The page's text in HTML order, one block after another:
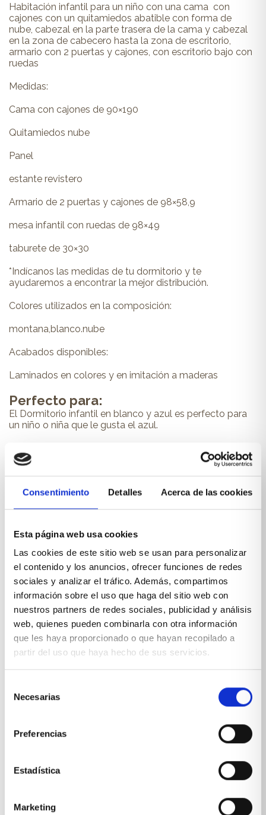
Consentimiento Detalles Acerca de las cookies
Esta página web usa cookies
Las cookies de este sitio web se usan para personalizar
el contenido y los anuncios, ofrecer funciones de redes
sociales y analizar el tráfico. Además, compartimos
información sobre el uso que haga del sitio web con
nuestros partners de redes sociales, publicidad y análisis
web, quienes pueden combinarla con otra información
que les haya proporcionado o que hayan recopilado a
partir del uso que haya hecho de sus servicios.
Necesarias
Preferencias
Estadística
Marketing
Habitación infantil para un niño con una cama con
cajones con un quitamiedos abatible con forma de
nube, cabezal en la parte trasera de la cama y cabezal
en la zona de cabecero hasta la zona de escritorio,
armario con 2 puertas y cajones, con escritorio bajo con
ruedas
Medidas:
Cama con cajones de 90×190
Quitamiedos nube
Panel
estante revistero
Armario de 2 puertas y cajones de 98×58,9
mesa infantil con ruedas de 98×49
taburete de 30×30
*Indícanos las medidas de tu dormitorio y te
ayudaremos a encontrar la mejor distribución.
Colores utilizados en la composición:
montana,blanco.nube
Acabados disponibles:
Laminados en colores y en imitación a maderas
Perfecto para:
El Dormitorio infantil en blanco y azul es perfecto para
un niño o niña que le gusta el azul.
PRODUCTOS RELACIONADOS
También te pueden interesar...